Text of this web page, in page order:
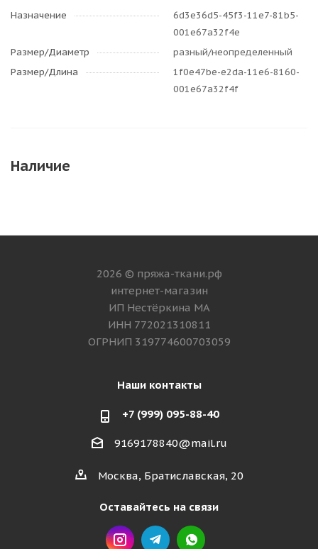
Назначение
6d3e36d5-45f3-11e7-81b5-
001e67a32f4e
Размер/Диаметр
разный/неопределенный
Размер/Длина
1f0e47be-e2da-11e6-8160-
001e67a32f4f
Наличие
2026 © пряжа-ткани.рф
интернет-магазин
ИП Нестёркина МА
ИНН 772021310811
ОГРНИП 319774600703059
Наши контакты
+7 (999) 095-88-40
9169178840@mail.ru
Москва, Братиславская, 20
Оставайтесь на связи